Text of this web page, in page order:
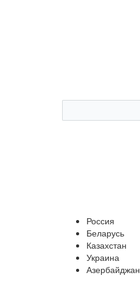
Россия
Беларусь
Казахстан
Украина
Азербайджан